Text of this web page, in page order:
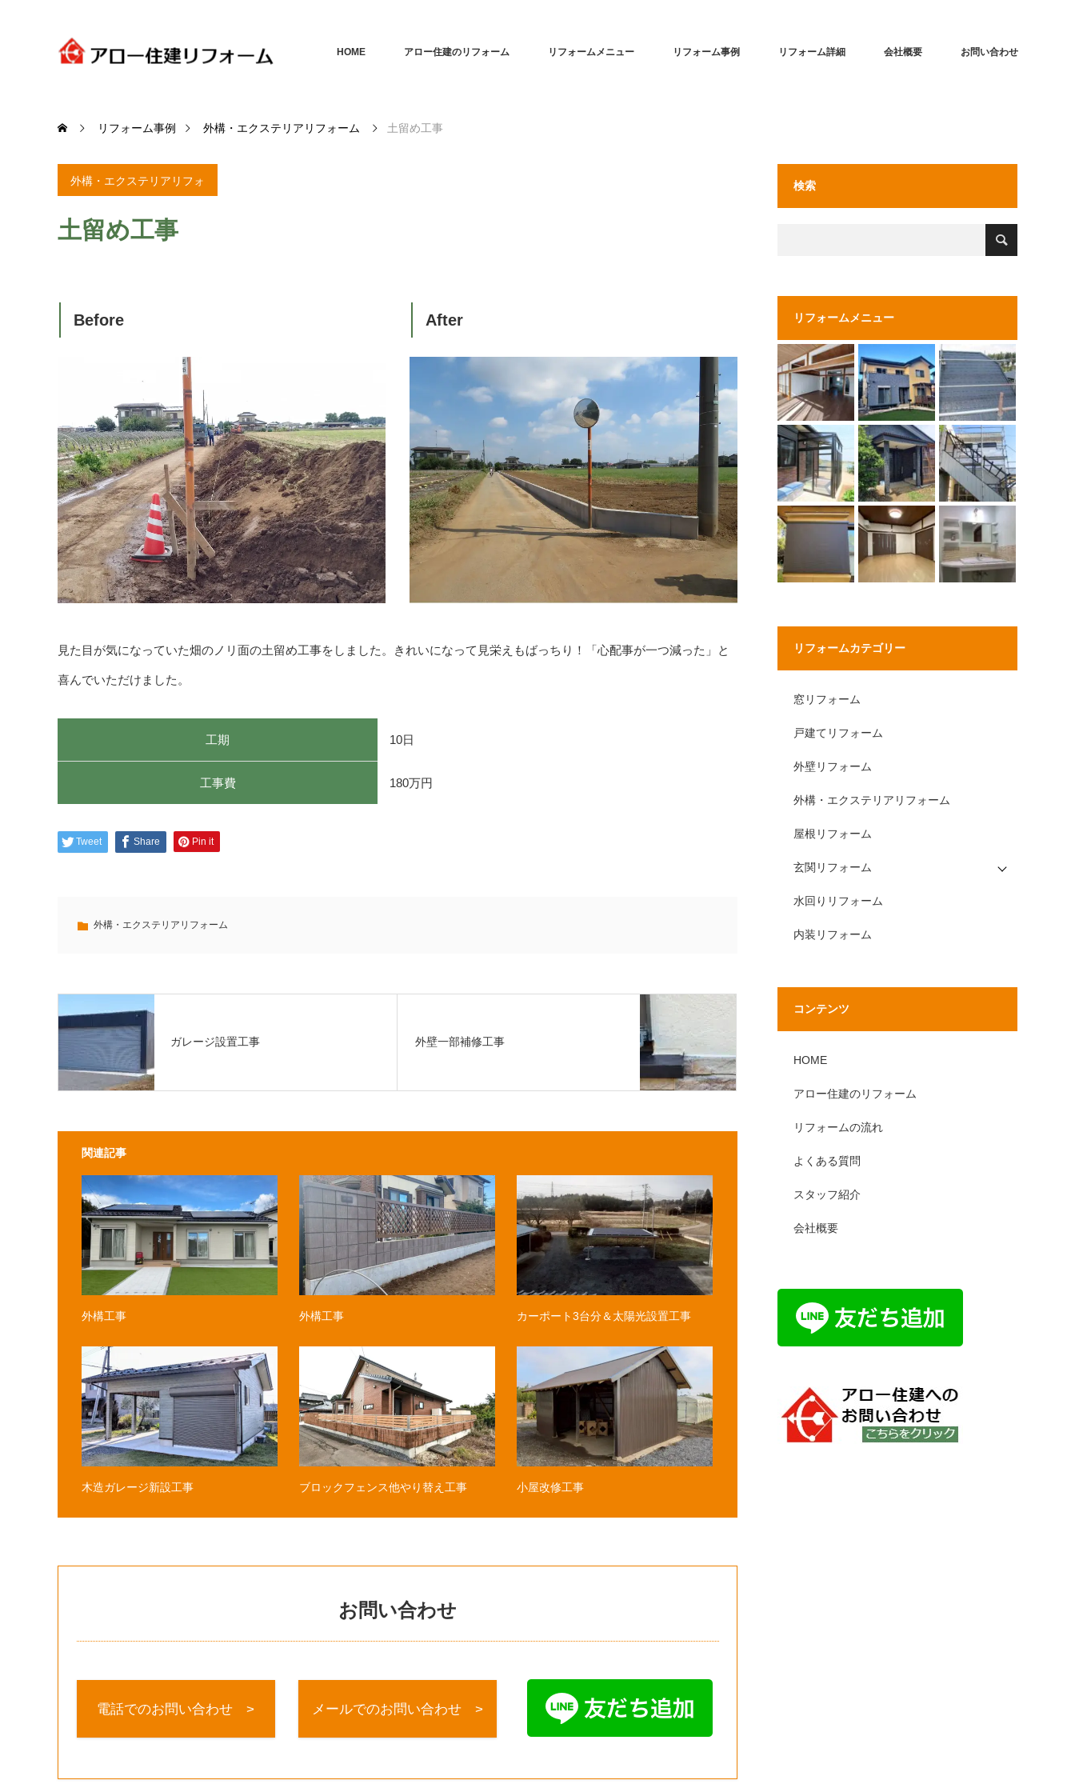
HOME アロー住建のリフォーム リフォームメニュー リフォーム事例 リフォーム詳細 会社概要 お問い合わせ
リフォーム事例 外構・エクステリアリフォーム 土留め工事
外構・エクステリアリフォ
土留め工事
Before After
見た目が気になっていた畑のノリ面の土留め工事をしました。きれいになって見栄えもばっちり！「心配事が一つ減った」と
喜んでいただけました。
工期 10日
工事費 180万円
Tweet Share Pin it
外構・エクステリアリフォーム
ガレージ設置工事 外壁一部補修工事
関連記事
外構工事 外構工事 カーポート3台分＆太陽光設置工事
木造ガレージ新設工事 ブロックフェンス他やり替え工事 小屋改修工事
お問い合わせ
電話でのお問い合わせ > メールでのお問い合わせ >
検索
リフォームメニュー
リフォームカテゴリー
窓リフォーム
戸建てリフォーム
外壁リフォーム
外構・エクステリアリフォーム
屋根リフォーム
玄関リフォーム
水回りリフォーム
内装リフォーム
コンテンツ
HOME
アロー住建のリフォーム
リフォームの流れ
よくある質問
スタッフ紹介
会社概要